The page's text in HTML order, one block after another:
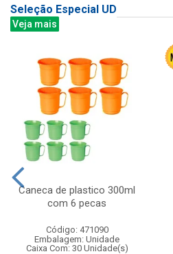
Seleção Especial UD
Veja mais
Caneca de plastico 300ml
com 6 pecas
Código: 471090
Embalagem: Unidade
Caixa Com: 30 Unidade(s)